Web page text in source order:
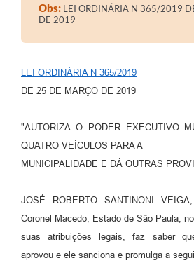
Obs: LEI ORDINÁRIA N 365/2019
DE 2019
LEI ORDINÁRIA N 365/2019
DE 25 DE MARÇO DE 2019
"AUTORIZA O PODER EXECUTIVO
QUATRO VEÍCULOS PARA A
MUNICIPALIDADE E DÁ OUTRAS
JOSÉ ROBERTO SANTINONI
Coronel Macedo, Estado de São Paula,
suas atribuições legais, faz saber
aprovou e ele sanciona e promulga a